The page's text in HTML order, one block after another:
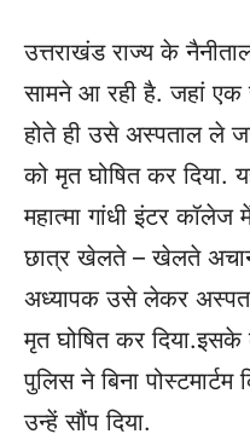
उत्तराखंड राज्य के
सामने आ रही है. जहां
होते ही उसे अस्पताल ले
को मृत घोषित कर दिया.
महात्मा गांधी इंटर कॉलेज
छात्र खेलते – खेलते
अध्यापक उसे लेकर
मृत घोषित कर दिया.इसके
पुलिस ने बिना
उन्हें सौंप दिया.